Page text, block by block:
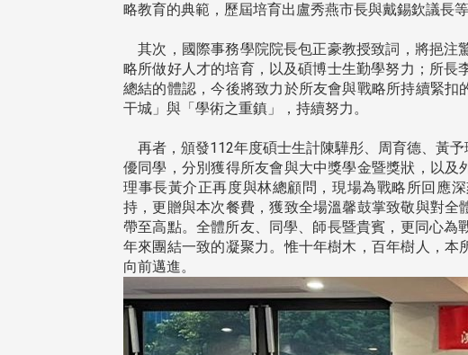
略教育的典範，歷屆培育出盧秀燕市長與戴錫欽議長
其次，國際事務學院院長包正豪教授致詞，將挹注
略所做好人才的培育，以及碩博士生勤學努力；所
總結的體認，今後將致力於所友會與戰略所持續緊
干城」與「學術之重鎮」，持續努力。
再者，頒發112年度碩士生計陳驊彤、周育德、黃
優同學，分別獲得所友會與大中獎學金暨獎狀，以
理事長黃介正再度與林總顧問，現場為戰略所回應
持，更贈與本次餐費，獲致全場溫馨鼓掌致敬與對
帶至高點。全體所友、同學、師長暨貴賓，更同心
年來團結一致的凝聚力。惟十年樹木，百年樹人，
向前邁進。